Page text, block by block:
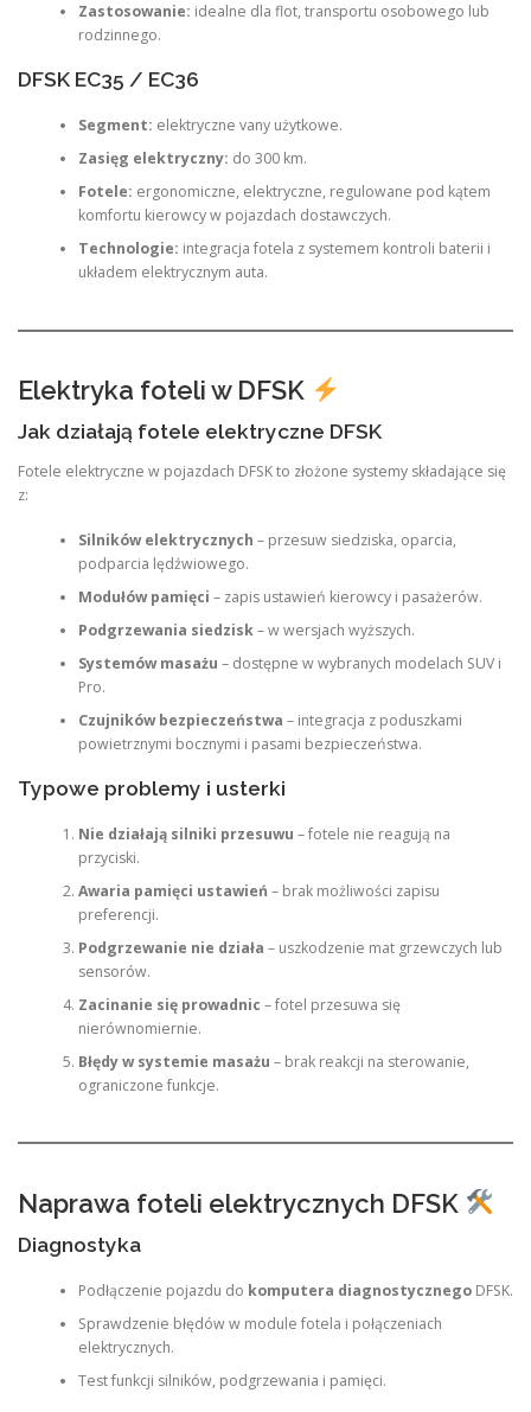
Zastosowanie: idealne dla flot, transportu osobowego lub
rodzinnego.
DFSK EC35 / EC36
Segment: elektryczne vany użytkowe.
Zasięg elektryczny: do 300 km.
Fotele: ergonomiczne, elektryczne, regulowane pod kątem
komfortu kierowcy w pojazdach dostawczych.
Technologie: integracja fotela z systemem kontroli baterii i
układem elektrycznym auta.
Elektryka foteli w DFSK
Jak działają fotele elektryczne DFSK
Fotele elektryczne w pojazdach DFSK to złożone systemy składające się
z:
Silników elektrycznych – przesuw siedziska, oparcia,
podparcia lędźwiowego.
Modułów pamięci – zapis ustawień kierowcy i pasażerów.
Podgrzewania siedzisk– w wersjach wyższych.
Systemów masażu – dostępne w wybranych modelach SUV i
Pro.
Czujników bezpieczeństwa – integracja z poduszkami
powietrznymi bocznymi i pasami bezpieczeństwa.
Typowe problemy i usterki
Nie działają silniki przesuwu – fotele nie reagują na
przyciski.
Awaria pamięci ustawień – brak możliwości zapisu
preferencji.
Podgrzewanie nie działa – uszkodzenie mat grzewczych lub
sensorów.
Zacinanie się prowadnic – fotel przesuwa się
nierównomiernie.
Błędy w systemie masażu – brak reakcji na sterowanie,
ograniczone funkcje.
Naprawa foteli elektrycznych DFSK
Diagnostyka
Podłączenie pojazdu do komputera diagnostycznegoDFSK.
Sprawdzenie błędów w module fotela i połączeniach
elektrycznych.
Test funkcji silników, podgrzewania i pamięci.